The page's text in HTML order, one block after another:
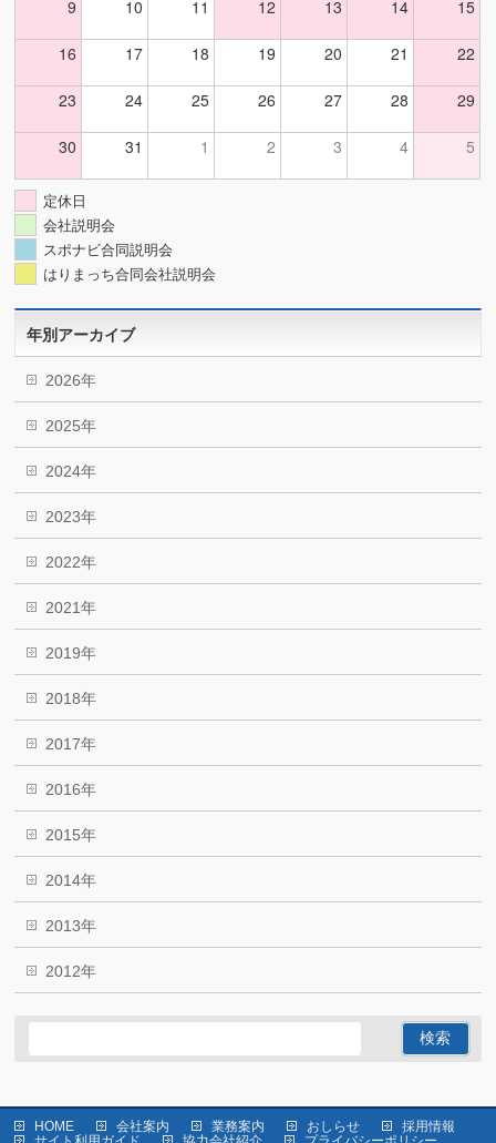
9 10 11 12 13 14 15
16 17 18 19 20 21 22
23 24 25 26 27 28 29
30 31 1 2 3 4 5
定休日
会社説明会
スポナビ合同説明会
はりまっち合同会社説明会
年別アーカイブ
2026年
2025年
2024年
2023年
2022年
2021年
2019年
2018年
2017年
2016年
2015年
2014年
2013年
2012年
HOME 会社案内 業務案内 おしらせ
採用情報